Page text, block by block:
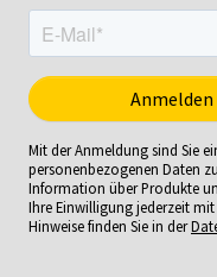
Mit der Anmeldung sind Sie
personenbezogenen Daten
Information über Produkte
Ihre Einwilligung jederzeit
Hinweise finden Sie in der